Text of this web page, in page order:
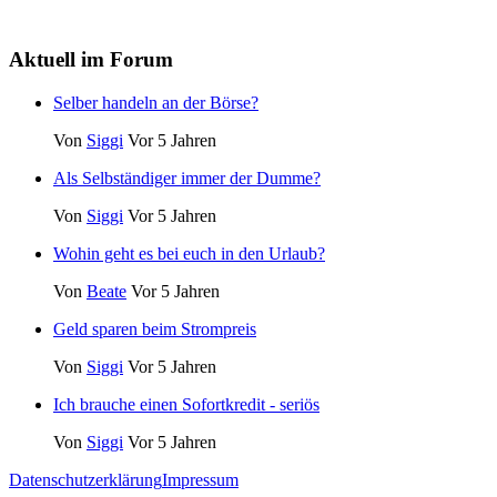
Aktuell im Forum
Selber handeln an der Börse?
Von Siggi Vor 5 Jahren
Als Selbständiger immer der Dumme?
Von Siggi Vor 5 Jahren
Wohin geht es bei euch in den Urlaub?
Von Beate Vor 5 Jahren
Geld sparen beim Strompreis
Von Siggi Vor 5 Jahren
Ich brauche einen Sofortkredit - seriös
Von Siggi Vor 5 Jahren
DatenschutzerklärungImpressum